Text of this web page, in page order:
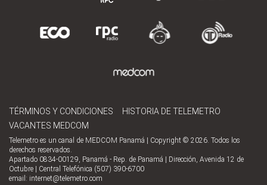
TÉRMINOS Y CONDICIONES
HISTORIA DE TELEMETRO
VACANTES MEDCOM
Telemetro es un canal de MEDCOM Panamá | Copyright © 2026. Todos los
derechos reservados.
Apartado 0834-00129, Panamá - Rep. de Panamá | Dirección, Avenida 12 de
Octubre | Central Telefónica (507) 390-6700
email: internet@telemetro.com